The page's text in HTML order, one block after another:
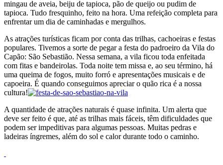
mingau de aveia, beiju de tapioca, pão de queijo ou pudim de
tapioca. Tudo fresquinho, feito na hora. Uma refeição completa para
enfrentar um dia de caminhadas e mergulhos.
As atrações turísticas ficam por conta das trilhas, cachoeiras e festas
populares. Tivemos a sorte de pegar a festa do padroeiro da Vila do
Capão: São Sebastião. Nessa semana, a vila ficou toda enfeitada
com fitas e bandeirolas. Toda noite tem missa e, ao seu término, há
uma queima de fogos, muito forró e apresentações musicais e de
capoeira. É quando conseguimos apreciar o quão rica é a nossa
cultura!
A quantidade de atrações naturais é quase infinita. Um alerta que
deve ser feito é que, até as trilhas mais fáceis, têm dificuldades que
podem ser impeditivas para algumas pessoas. Muitas pedras e
ladeiras íngremes, além do sol e calor durante todo o caminho.